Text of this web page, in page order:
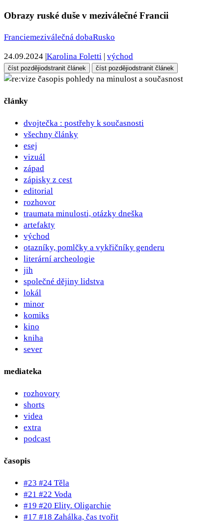
Obrazy ruské duše v meziválečné Francii
Franciemeziválečná dobaRusko
24.09.2024 Karolina Foletti východ
číst pozdějiodstranit článek číst pozdějiodstranit článek
pohledy na minulost a současnost
články
dvojtečka : postřehy k současnosti
všechny články
esej
vizuál
západ
zápisky z cest
editorial
rozhovor
traumata minulosti, otázky dneška
artefakty
východ
otazníky, pomlčky a vykřičníky genderu
literární archeologie
jih
společné dějiny lidstva
lokál
minor
komiks
kino
kniha
sever
mediateka
rozhovory
shorts
videa
extra
podcast
časopis
#23 #24 Těla
#21 #22 Voda
#19 #20 Elity. Oligarchie
#17 #18 Zahálka, čas tvořit